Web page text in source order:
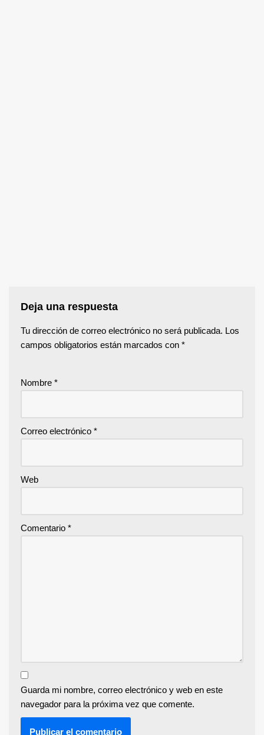
Deja una respuesta
Tu dirección de correo electrónico no será publicada. Los
campos obligatorios están marcados con *
Nombre *
Correo electrónico *
Web
Comentario *
Guarda mi nombre, correo electrónico y web en este
navegador para la próxima vez que comente.